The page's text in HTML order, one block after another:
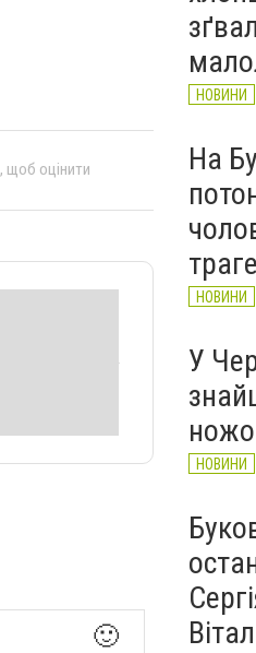
, щоб оцінити
🙂
НОВИНИ
На
НОВИНИ
У
НОВИНИ